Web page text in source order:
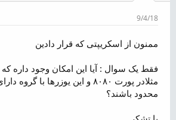
9/4/18
ممنون از اسکریپتی که قرار دادین
فقط یک سوال : آیا این امکان وجود داره که
مثلادر پورت ۸۰۸۰ و این یوزرها با
محدود باشند؟